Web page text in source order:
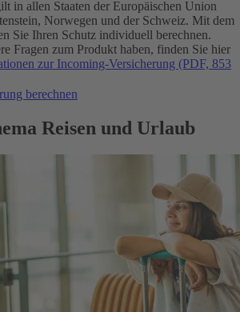
in allen Staaten der Europäischen Union
Norwegen und der Schweiz. Mit dem
Sie Ihren Schutz individuell berechnen.
Fragen zum Produkt haben, finden Sie hier
zur Incoming-Versicherung (PDF, 853
berechnen
Reisen und Urlaub